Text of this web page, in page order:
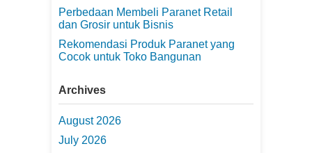
Perbedaan Membeli Paranet Retail
dan Grosir untuk Bisnis
Rekomendasi Produk Paranet yang
Cocok untuk Toko Bangunan
Archives
August 2026
July 2026